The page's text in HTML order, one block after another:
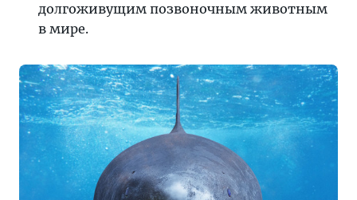
долгоживущим позвоночным животным
в мире.